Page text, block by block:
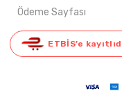
Ödeme Sayfası
ETBİS’e